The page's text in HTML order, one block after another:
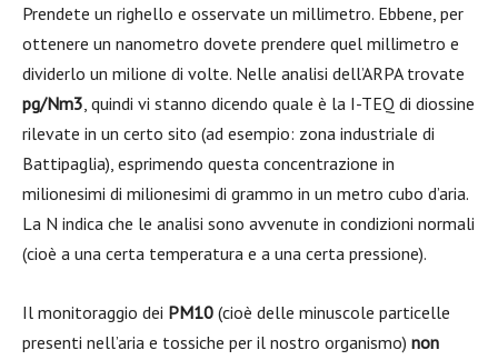
Prendete un righello e osservate un millimetro. Ebbene, per
ottenere un nanometro dovete prendere quel millimetro e
dividerlo un milione di volte. Nelle analisi dell’ARPA trovate
pg/Nm3, quindi vi stanno dicendo quale è la I-TEQ di diossine
rilevate in un certo sito (ad esempio: zona industriale di
Battipaglia), esprimendo questa concentrazione in
milionesimi di milionesimi di grammo in un metro cubo d’aria.
La N indica che le analisi sono avvenute in condizioni normali
(cioè a una certa temperatura e a una certa pressione).
Il monitoraggio dei PM10 (cioè delle minuscole particelle
presenti nell’aria e tossiche per il nostro organismo) non